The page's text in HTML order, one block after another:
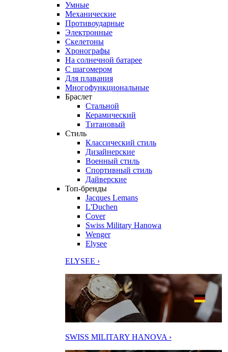
Умные
Механические
Противоударные
Электронные
Скелетоны
Хронографы
На солнечной батарее
С шагомером
Для плавания
Многофункциональные
Браслет
Стальной
Керамический
Титановый
Стиль
Классический стиль
Дизайнерские
Военный стиль
Спортивный стиль
Дайверские
Топ-бренды
Jacques Lemans
L'Duchen
Cover
Swiss Military Hanowa
Wenger
Elysee
ELYSEE ›
SWISS MILITARY HANOVA ›